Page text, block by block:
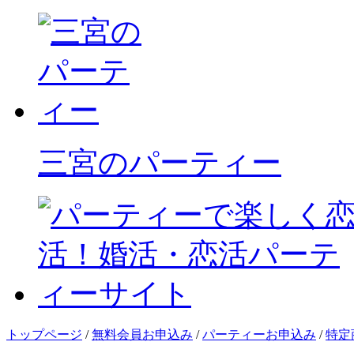
三宮のパーティー
トップページ /無料会員お申込み /パーティーお申込み /特定